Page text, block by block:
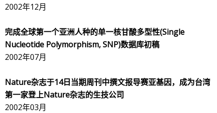
2002年12月
完成全球第一个亚洲人种的单一核甘酸多型性(Single
Nucleotide Polymorphism, SNP)数据库初稿
2002年07月
Nature杂志于14日当期周刊中撰文报导赛亚基因，成为台湾
第一家登上Nature杂志的生技公司
2002年03月